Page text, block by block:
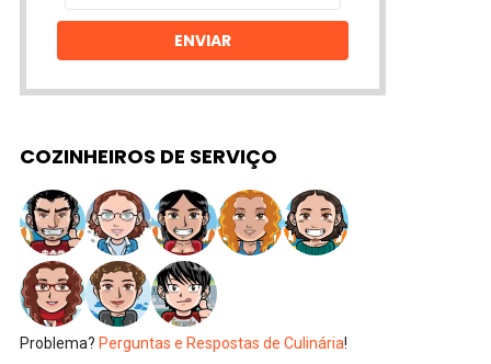
email
ENVIAR
COZINHEIROS DE SERVIÇO
Problema? Perguntas e Respostas de Culinária!